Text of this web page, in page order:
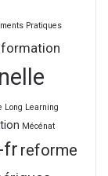
Pratiques
formation
Long Learning
Mécénat
fr reforme